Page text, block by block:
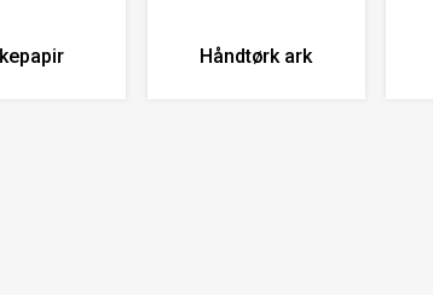
Håndtørk ark